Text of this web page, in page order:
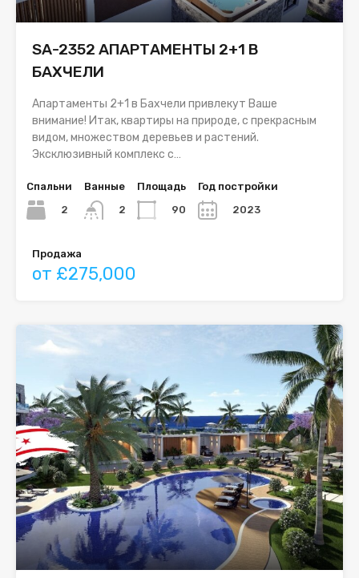
SA-2352 АПАРТАМЕНТЫ 2+1 В
БАХЧЕЛИ
Апартаменты 2+1 в Бахчели привлекут Ваше
внимание! Итак, квартиры на природе, с прекрасным
видом, множеством деревьев и растений.
Эксклюзивный комплекс с…
Спальни
2
Ванные
2
Площадь
90
Год постройки
2023
Продажа
от £275,000